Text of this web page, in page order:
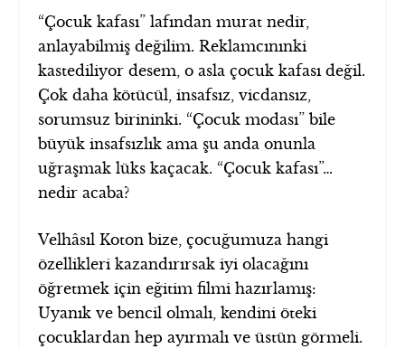
“Çocuk kafası” lafından murat nedir,
anlayabilmiş değilim. Reklamcınınki
kastediliyor desem, o asla çocuk kafası değil.
Çok daha kötücül, insafsız, vicdansız,
sorumsuz birininki. “Çocuk modası” bile
büyük insafsızlık ama şu anda onunla
uğraşmak lüks kaçacak. “Çocuk kafası”…
nedir acaba?
Velhâsıl Koton bize, çocuğumuza hangi
özellikleri kazandırırsak iyi olacağını
öğretmek için eğitim filmi hazırlamış:
Uyanık ve bencil olmalı, kendini öteki
çocuklardan hep ayırmalı ve üstün görmeli.